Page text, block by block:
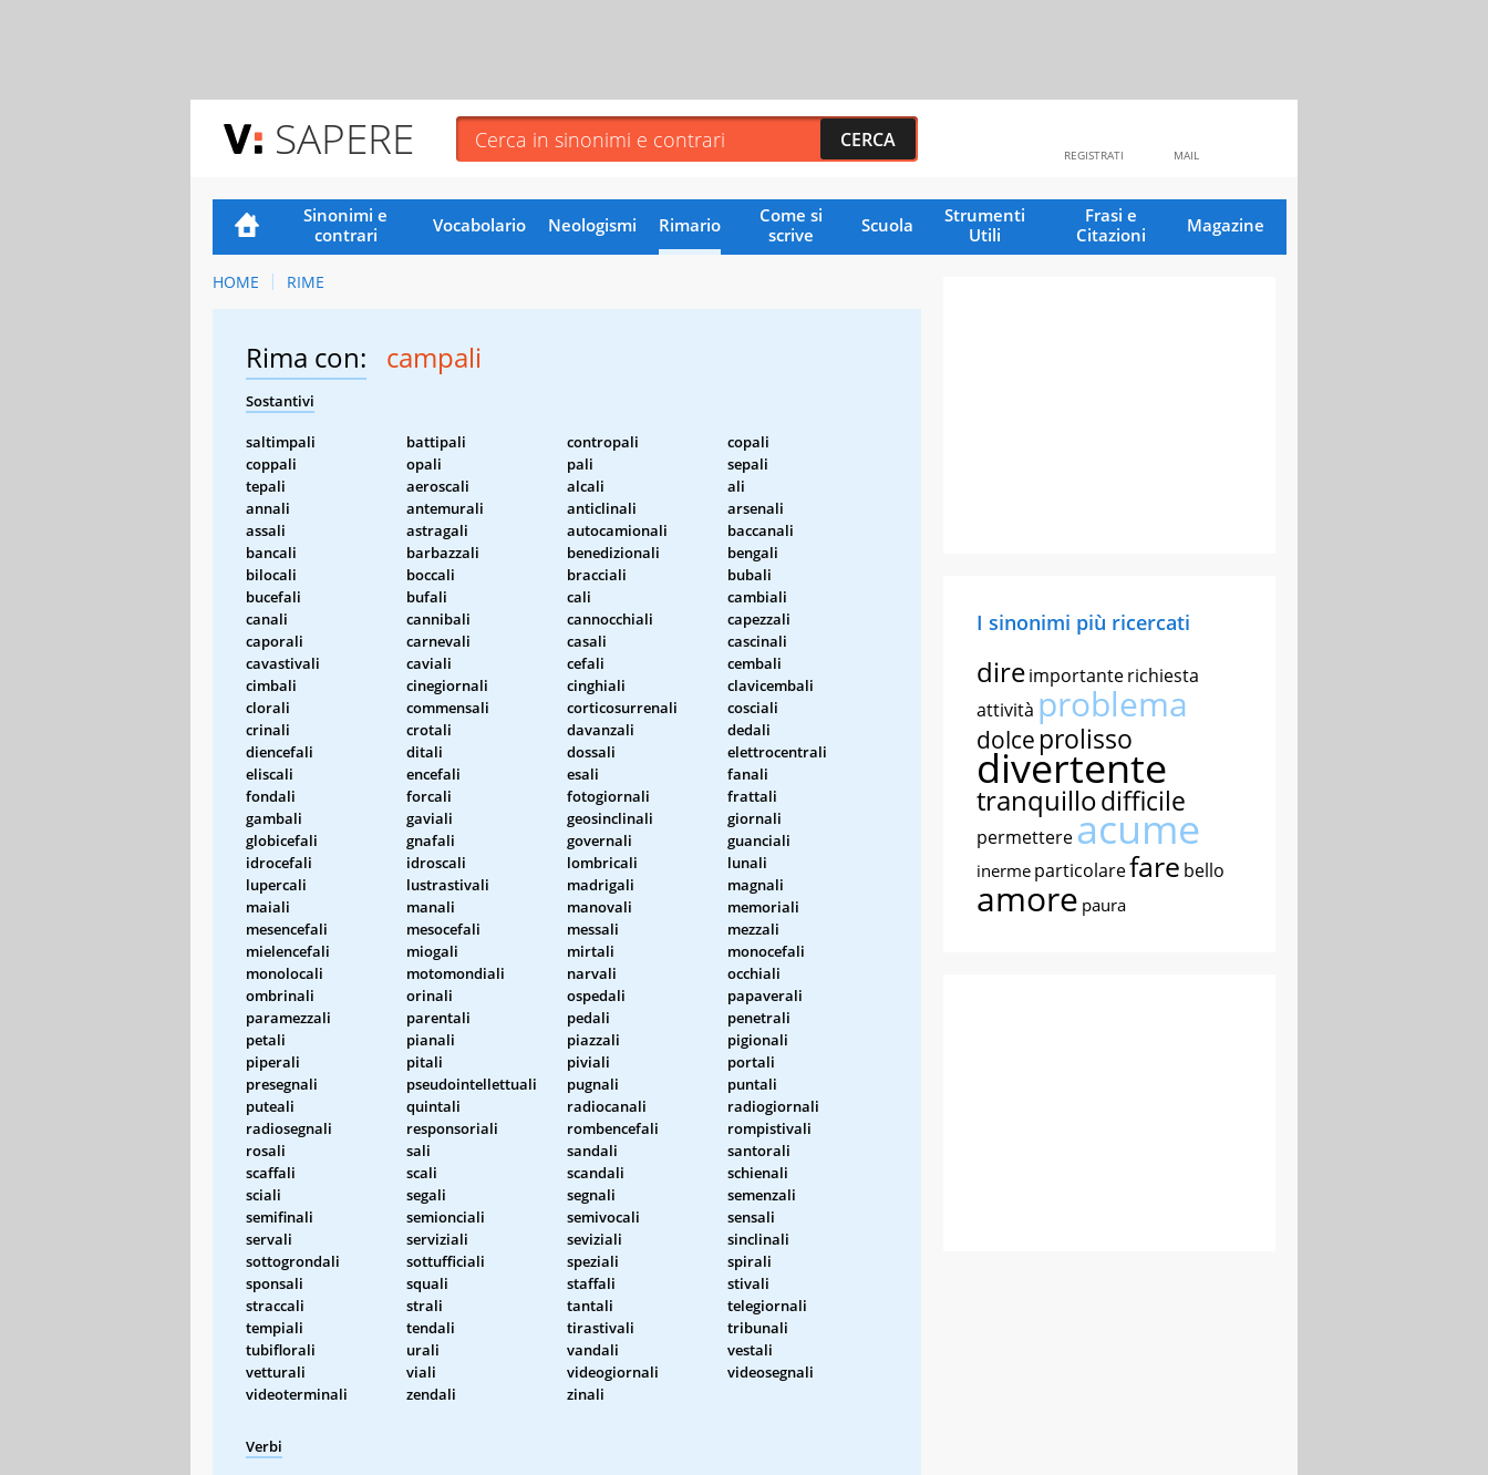
SAPERE MAIL
REGISTRATI
Sinonimi e
contrari
Vocabolario Neologismi Rimario
Come si
scrive
Scuola
Strumenti
Utili
Frasi e
Citazioni
Magazine
HOME RIME
Rima con: campali
Sostantivi
saltimpali battipali contropali
copali
coppali
opali pali
sepali
tepali
aeroscali alcali
ali
annali
antemurali anticlinali
arsenali
assali
astragali autocamionali
baccanali
bancali
barbazzali benedizionali
bengali
bilocali
boccali bracciali
bubali
bucefali
bufali cali
cambiali
canali
cannibali cannocchiali
capezzali
caporali
carnevali casali
cascinali
cavastivali
caviali cefali
cembali
cimbali
cinegiornali cinghiali
clavicembali
clorali
commensali corticosurrenali
cosciali
crinali
crotali davanzali
dedali
diencefali
ditali dossali
elettrocentrali
eliscali
encefali esali
fanali
fondali
forcali fotogiornali
frattali
gambali
gaviali geosinclinali
giornali
globicefali
gnafali governali
guanciali
idrocefali
idroscali lombricali
lunali
lupercali
lustrastivali madrigali
magnali
maiali
manali manovali
memoriali
mesencefali
mesocefali messali
mezzali
mielencefali
miogali mirtali
monocefali
monolocali
motomondiali narvali
occhiali
ombrinali
orinali ospedali
papaverali
paramezzali
parentali pedali
penetrali
petali
pianali piazzali
pigionali
piperali
pitali piviali
portali
presegnali
pseudointellettuali pugnali
puntali
puteali
quintali radiocanali
radiogiornali
radiosegnali
responsoriali rombencefali
rompistivali
rosali
sali sandali
santorali
scaffali
scali scandali
schienali
sciali
segali segnali
semenzali
semifinali
semionciali semivocali
sensali
servali
serviziali seviziali
sinclinali
sottogrondali
sottufficiali speziali
spirali
sponsali
squali staffali
stivali
straccali
strali tantali
telegiornali
tempiali
tendali tirastivali
tribunali
tubiflorali
urali vandali
vestali
vetturali
viali videogiornali
videosegnali
videoterminali
zendali zinali
Verbi
I sinonimi più ricercati
direimportanterichiesta
attività problema
dolce prolisso
divertente
tranquillodifficile
permettereacume
inerme particolarefare bello
amore paura